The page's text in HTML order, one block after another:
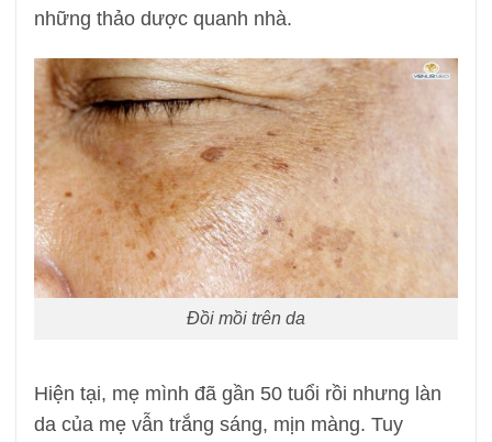
những thảo dược quanh nhà.
Đồi mồi trên da
Hiện tại, mẹ mình đã gần 50 tuổi rồi nhưng làn
da của mẹ vẫn trắng sáng, mịn màng. Tuy